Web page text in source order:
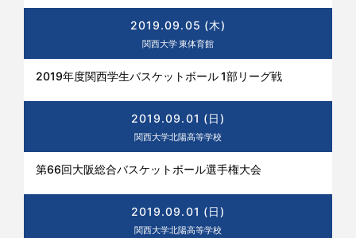
2019.09.05 (木)
2019年度関西学生バスケットボール 1部リーグ戦
関西大学 東体育館
2019.09.01 (日)
第66回大阪総合バスケットボール選手権大会
関西大学北陽高等学校
2019.09.01 (日)
関西大学北陽高等学校